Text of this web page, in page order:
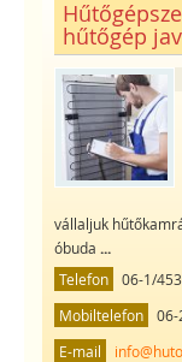
hűtőgép
vállaljuk
óbuda ...
Telefon
06-1/
Mobiltelefon
06-
E-mail